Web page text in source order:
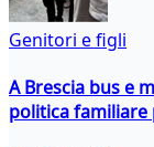
Genitori e figli
A Brescia bus e
politica familiare